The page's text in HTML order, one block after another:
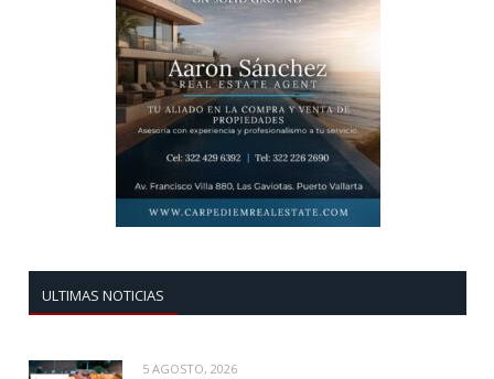
ULTIMAS NOTICIAS
5 AGOSTO, 2026